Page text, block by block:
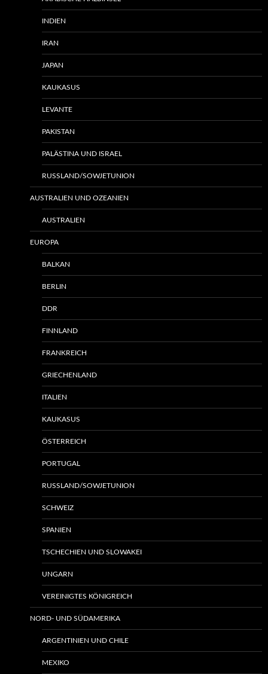
INDIEN
IRAN
JAPAN
KAUKASUS
LEVANTE
PAKISTAN
PALÄSTINA UND ISRAEL
RUSSLAND/SOWJETUNION
AUSTRALIEN UND OZEANIEN
AUSTRALIEN
EUROPA
BALKAN
BERLIN
DDR
FINNLAND
FRANKREICH
GRIECHENLAND
ITALIEN
KAUKASUS
ÖSTERREICH
PORTUGAL
RUSSLAND/SOWJETUNION
SCHWEIZ
SPANIEN
TSCHECHIEN UND SLOWAKEI
UNGARN
VEREINIGTES KÖNIGREICH
NORD- UND SÜDAMERIKA
ARGENTINIEN UND CHILE
MEXIKO